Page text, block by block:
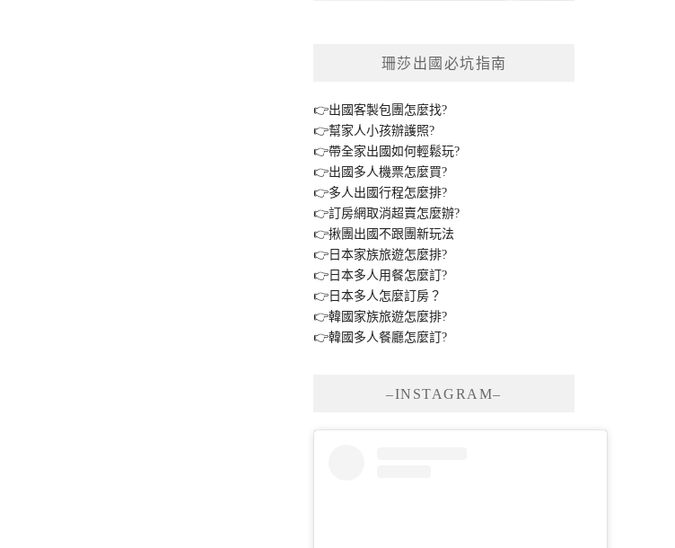
珊莎出國必坑指南
👉出國客製包團怎麼找?
👉幫家人小孩辦護照?
👉帶全家出國如何輕鬆玩?
👉出國多人機票怎麼買?
👉多人出國行程怎麼排?
👉訂房網取消超賣怎麼辦?
👉揪團出國不跟團新玩法
👉日本家族旅遊怎麼排?
👉日本多人用餐怎麼訂?
👉日本多人怎麼訂房？
👉韓國家族旅遊怎麼排?
👉韓國多人餐廳怎麼訂?
–INSTAGRAM–